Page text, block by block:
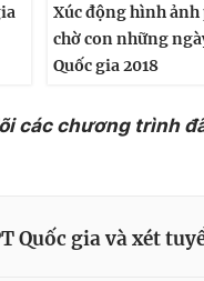
Xúc động hình
chờ con những
Quốc gia 2018
các chương trình
Quốc gia và xét